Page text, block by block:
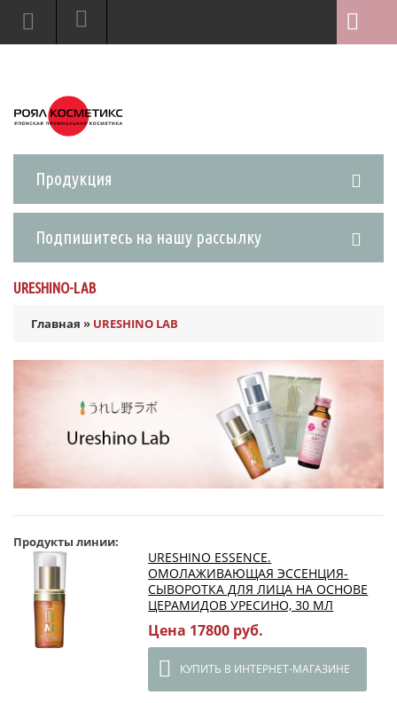
Продукция
Подпишитесь на нашу рассылку
URESHINO-LAB
Главная » URESHINO LAB
Продукты линии:
URESHINO ESSENCE.
ОМОЛАЖИВАЮЩАЯ ЭССЕНЦИЯ-
СЫВОРОТКА ДЛЯ ЛИЦА НА ОСНОВЕ
ЦЕРАМИДОВ УРЕСИНО, 30 МЛ
Цена 17800 руб.
КУПИТЬ В ИНТЕРНЕТ-МАГАЗИНЕ